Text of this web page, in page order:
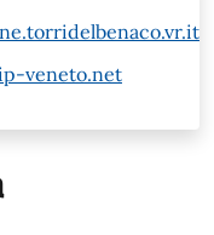
veneto.net